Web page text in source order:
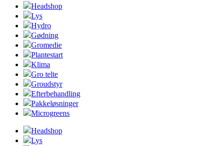
Headshop
Lys
Hydro
Gødning
Gromedie
Plantestart
Klima
Gro telte
Groudstyr
Efterbehandling
Pakkeløsninger
Microgreens
Headshop
Lys